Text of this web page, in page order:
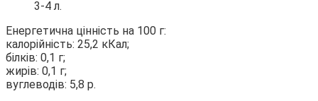
3-4 л.
Енергетична цінність на 100 г:
калорійність: 25,2 кКал;
білків: 0,1 г;
жирів: 0,1 г;
вуглеводів: 5,8 р.